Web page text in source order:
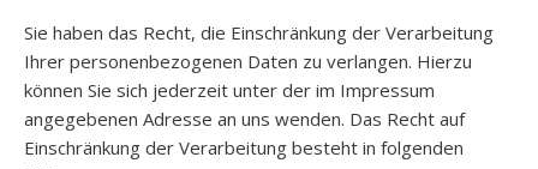
Sie haben das Recht, die Einschränkung der Verarbeitung
Ihrer personenbezogenen Daten zu verlangen. Hierzu
können Sie sich jederzeit unter der im Impressum
angegebenen Adresse an uns wenden. Das Recht auf
Einschränkung der Verarbeitung besteht in folgenden